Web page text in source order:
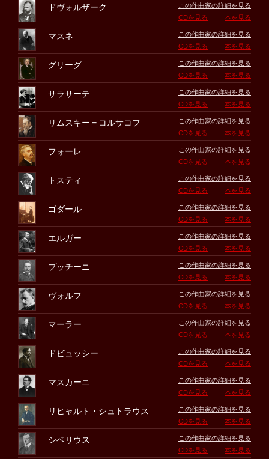
ドヴォルザーク
この作曲家の詳細を見る
CDを見る
本を見る
マスネ
この作曲家の詳細を見る
CDを見る
本を見る
グリーグ
この作曲家の詳細を見る
CDを見る
本を見る
サラサーテ
この作曲家の詳細を見る
CDを見る
本を見る
リムスキー＝コルサコフ
この作曲家の詳細を見る
CDを見る
本を見る
フォーレ
この作曲家の詳細を見る
CDを見る
本を見る
トスティ
この作曲家の詳細を見る
CDを見る
本を見る
ゴダール
この作曲家の詳細を見る
CDを見る
本を見る
エルガー
この作曲家の詳細を見る
CDを見る
本を見る
プッチーニ
この作曲家の詳細を見る
CDを見る
本を見る
ヴォルフ
この作曲家の詳細を見る
CDを見る
本を見る
マーラー
この作曲家の詳細を見る
CDを見る
本を見る
ドビュッシー
この作曲家の詳細を見る
CDを見る
本を見る
マスカーニ
この作曲家の詳細を見る
CDを見る
本を見る
リヒャルト・シュトラウス
この作曲家の詳細を見る
CDを見る
本を見る
シベリウス
この作曲家の詳細を見る
CDを見る
本を見る